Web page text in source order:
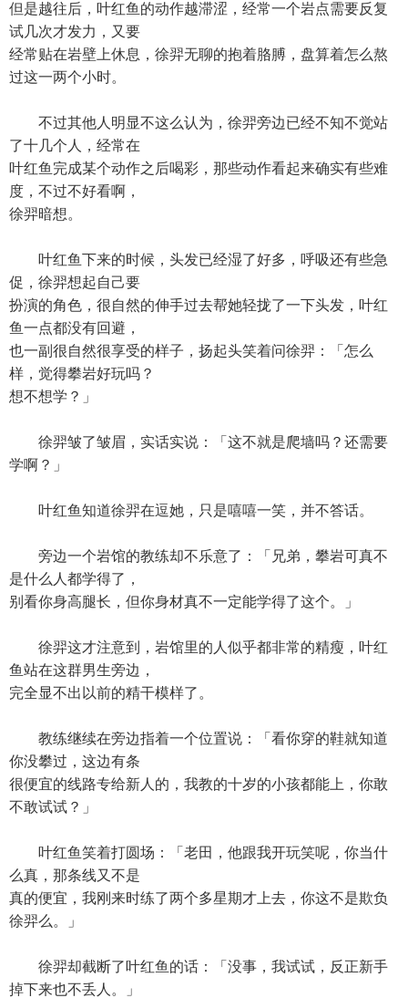
但是越往后，叶红鱼的动作越滞涩，经常一个岩点需要反复
试几次才发力，又要
经常贴在岩壁上休息，徐羿无聊的抱着胳膊，盘算着怎么熬
过这一两个小时。
不过其他人明显不这么认为，徐羿旁边已经不知不觉站
了十几个人，经常在
叶红鱼完成某个动作之后喝彩，那些动作看起来确实有些难
度，不过不好看啊，
徐羿暗想。
叶红鱼下来的时候，头发已经湿了好多，呼吸还有些急
促，徐羿想起自己要
扮演的角色，很自然的伸手过去帮她轻拢了一下头发，叶红
鱼一点都没有回避，
也一副很自然很享受的样子，扬起头笑着问徐羿：「怎么
样，觉得攀岩好玩吗？
想不想学？」
徐羿皱了皱眉，实话实说：「这不就是爬墙吗？还需要
学啊？」
叶红鱼知道徐羿在逗她，只是嘻嘻一笑，并不答话。
旁边一个岩馆的教练却不乐意了：「兄弟，攀岩可真不
是什么人都学得了，
别看你身高腿长，但你身材真不一定能学得了这个。」
徐羿这才注意到，岩馆里的人似乎都非常的精瘦，叶红
鱼站在这群男生旁边，
完全显不出以前的精干模样了。
教练继续在旁边指着一个位置说：「看你穿的鞋就知道
你没攀过，这边有条
很便宜的线路专给新人的，我教的十岁的小孩都能上，你敢
不敢试试？」
叶红鱼笑着打圆场：「老田，他跟我开玩笑呢，你当什
么真，那条线又不是
真的便宜，我刚来时练了两个多星期才上去，你这不是欺负
徐羿么。」
徐羿却截断了叶红鱼的话：「没事，我试试，反正新手
掉下来也不丢人。」